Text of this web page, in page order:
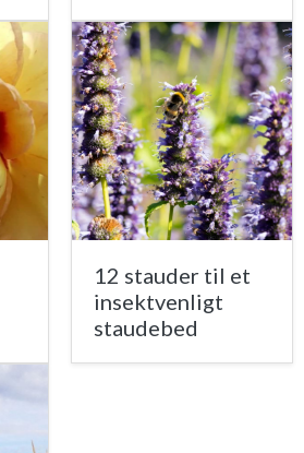
12 stauder til et
insektvenligt
staudebed